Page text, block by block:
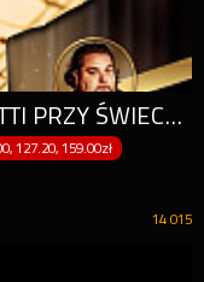
TRIBUTE TO LUCIANO PAVAROTTI PRZY ŚWIECACH
127.20, 159.00zł
14 015